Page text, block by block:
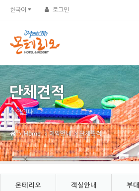
한국어 로그인
단체견적
예약안내
Home 예약안내 단체견적
몬테리오 객실안내 부
Sketchbook5, 스케치